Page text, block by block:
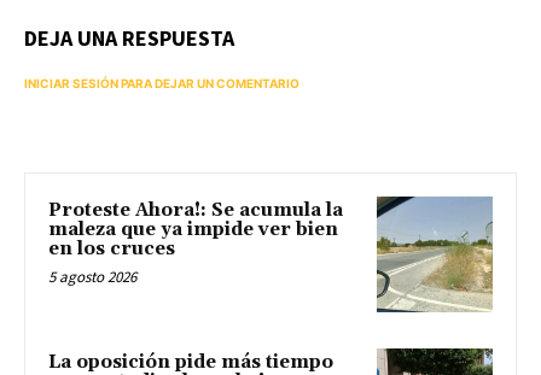
DEJA UNA RESPUESTA
INICIAR SESIÓN PARA DEJAR UN COMENTARIO
Proteste Ahora!: Se acumula la
maleza que ya impide ver bien
en los cruces
5 agosto 2026
La oposición pide más tiempo